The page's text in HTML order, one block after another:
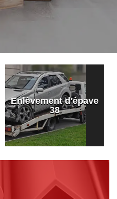
Enlèvement d'épave
38